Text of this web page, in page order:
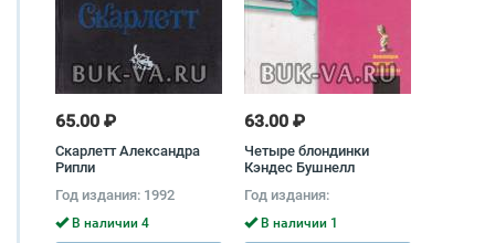
65.00 ₽
Скарлетт Александра
Рипли
Год издания: 1992
В наличии 4
63.00 ₽
Четыре блондинки
Кэндес Бушнелл
Год издания:
В наличии 1